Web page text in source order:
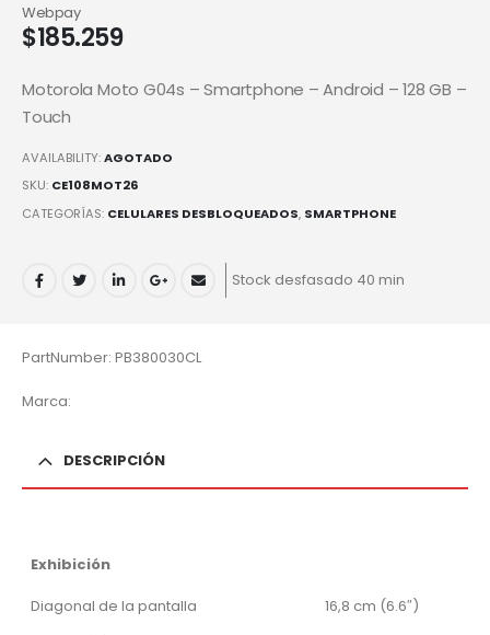
$185.259
Webpay
Motorola Moto G04s – Smartphone – Android – 128 GB –
Touch
AVAILABILITY:AGOTADO
SKU: CE108MOT26
CATEGORÍAS: CELULARES DESBLOQUEADOS, SMARTPHONE
Stock desfasado 40 min
PartNumber: PB380030CL
Marca:
DESCRIPCIÓN
Exhibición
Diagonal de la pantalla
16,8 cm (6.6″)